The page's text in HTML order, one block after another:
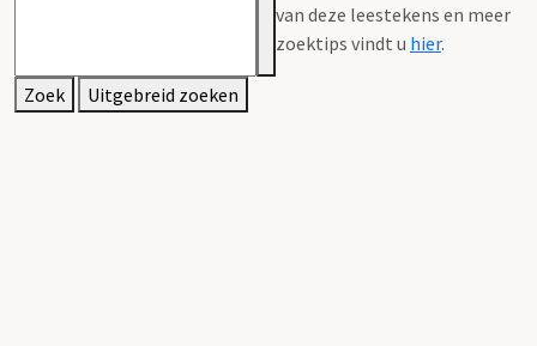
van deze leestekens en meer
zoektips vindt u hier.
Zoek Uitgebreid zoeken